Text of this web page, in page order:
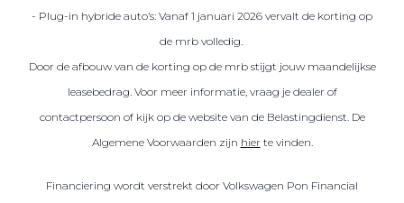
- Plug-in hybride auto’s: Vanaf 1 januari 2026 vervalt de korting op
de mrb volledig.
Door de afbouw van de korting op de mrb stijgt jouw maandelijkse
leasebedrag. Voor meer informatie, vraag je dealer of
contactpersoon of kijk op de website van de Belastingdienst. De
Algemene Voorwaarden zijn hier te vinden.
Financiering wordt verstrekt door Volkswagen Pon Financial